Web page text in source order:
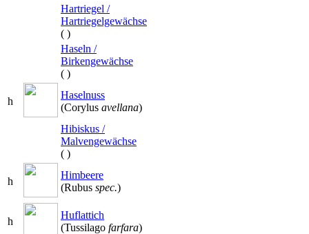
Hartriegel /
Hartriegelgewächse
( )
Haseln /
Birkengewächse
( )
h
Haselnuss
(Corylus avellana)
Hibiskus /
Malvengewächse
( )
h
Himbeere
(Rubus spec.)
h
Huflattich
(Tussilago farfara)